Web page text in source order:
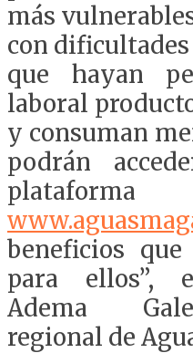
más
con
que hayan
laboral
y consuman
podrán
plataforma
beneficios
para ellos”,
Adema
regional de